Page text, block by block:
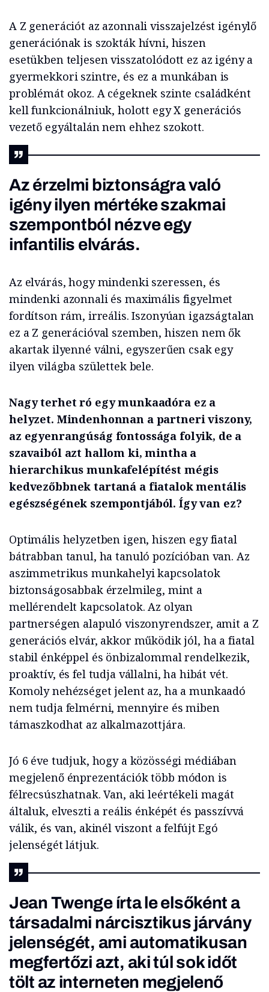
A Z generációt az azonnali visszajelzést igénylő
generációnak is szokták hívni, hiszen
esetükben teljesen visszatolódott ez az igény a
gyermekkori szintre, és ez a munkában is
problémát okoz. A cégeknek szinte családként
kell funkcionálniuk, holott egy X generációs
vezető egyáltalán nem ehhez szokott.
Az érzelmi biztonságra való
igény ilyen mértéke szakmai
szempontból nézve egy
infantilis elvárás.
Az elvárás, hogy mindenki szeressen, és
mindenki azonnali és maximális figyelmet
fordítson rám, irreális. Iszonyúan igazságtalan
ez a Z generációval szemben, hiszen nem ők
akartak ilyenné válni, egyszerűen csak egy
ilyen világba születtek bele.
Nagy terhet ró egy munkaadóra ez a
helyzet. Mindenhonnan a partneri viszony,
az egyenrangúság fontossága folyik, de a
szavaiból azt hallom ki, mintha a
hierarchikus munkafelépítést mégis
kedvezőbbnek tartaná a fiatalok mentális
egészségének szempontjából. Így van ez?
Optimális helyzetben igen, hiszen egy fiatal
bátrabban tanul, ha tanuló pozícióban van. Az
aszimmetrikus munkahelyi kapcsolatok
biztonságosabbak érzelmileg, mint a
mellérendelt kapcsolatok. Az olyan
partnerségen alapuló viszonyrendszer, amit a Z
generációs elvár, akkor működik jól, ha a fiatal
stabil énképpel és önbizalommal rendelkezik,
proaktív, és fel tudja vállalni, ha hibát vét.
Komoly nehézséget jelent az, ha a munkaadó
nem tudja felmérni, mennyire és miben
támaszkodhat az alkalmazottjára.
Jó 6 éve tudjuk, hogy a közösségi médiában
megjelenő énprezentációk több módon is
félrecsúszhatnak. Van, aki leértékeli magát
általuk, elveszti a reális énképét és passzívvá
válik, és van, akinél viszont a felfújt Egó
jelenségét látjuk.
Jean Twenge írta le elsőként a
társadalmi nárcisztikus járvány
jelenségét, ami automatikusan
megfertőzi azt, aki túl sok időt
tölt az interneten megjelenő